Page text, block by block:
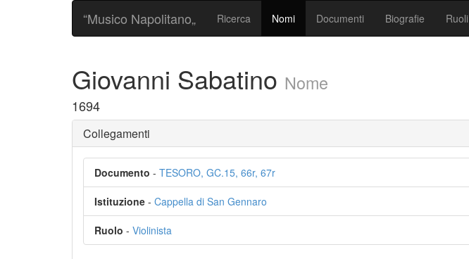
“Musico Napolitano„ Ricerca Nomi Documenti Biografie Ruoli
Giovanni Sabatino Nome
1694
Collegamenti
Documento - TESORO, GC.15, 66r, 67r
Istituzione - Cappella di San Gennaro
Ruolo - Violinista